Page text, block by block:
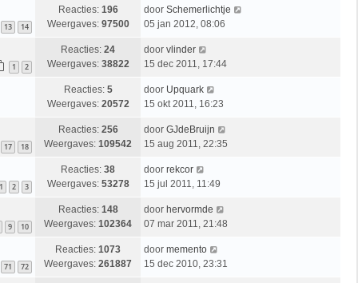
13 14
Reacties: 196
Weergaves: 97500
door Schemerlichtje
05 jan 2012, 08:06
1 2
Reacties: 24
Weergaves: 38822
door vlinder
15 dec 2011, 17:44
Reacties: 5
Weergaves: 20572
door Upquark
15 okt 2011, 16:23
17 18
Reacties: 256
Weergaves: 109542
door GJdeBruijn
15 aug 2011, 22:35
1 2 3
Reacties: 38
Weergaves: 53278
door rekcor
15 jul 2011, 11:49
9 10
Reacties: 148
Weergaves: 102364
door hervormde
07 mar 2011, 21:48
71 72
Reacties: 1073
Weergaves: 261887
door memento
15 dec 2010, 23:31